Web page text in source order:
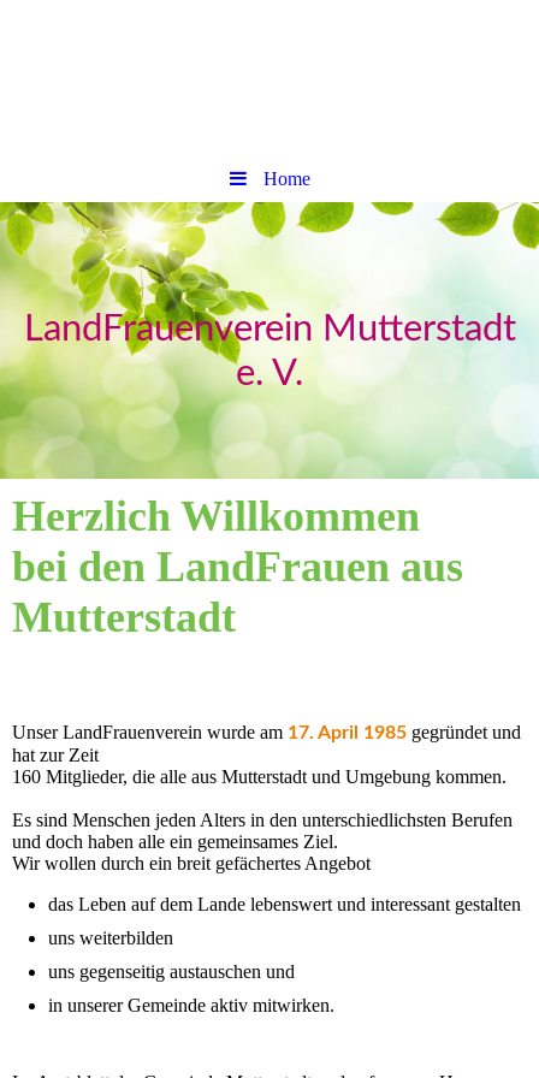
Home
LandFrauenverein Mutterstadt
e. V.
Herzlich Willkommen
bei den LandFrauen aus
Mutterstadt
Unser LandFrauenverein wurde am 17. April 1985 gegründet und
hat zur Zeit
160 Mitglieder, die alle aus Mutterstadt und Umgebung kommen.
Es sind Menschen jeden Alters in den unterschiedlichsten Berufen
und doch haben alle ein gemeinsames Ziel.
Wir wollen durch ein breit gefächertes Angebot
das Leben auf dem Lande lebenswert und interessant gestalten
uns weiterbilden
uns gegenseitig austauschen und
in unserer Gemeinde aktiv mitwirken.